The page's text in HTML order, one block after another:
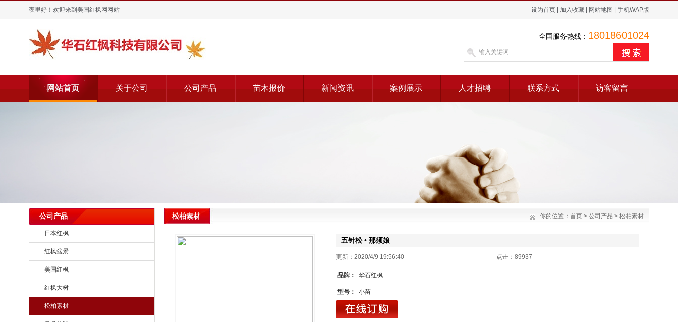
夜里好！欢迎来到美国红枫网网站 设为首页 加入收藏 网站地图 手机WAP版
全国服务热线： 18018601024
网站首页 关于公司 公司产品 苗木报价 新闻资讯 案例展示 人才招聘 联系方式 访客留言
公司产品
日本红枫
红枫盆景
美国红枫
红枫大树
松柏素材
松柏素材 你的位置： 首页 > 公司产品 > 松柏素材
五针松 • 那须娘
更新：2020/4/9 19:56:40 点击：89937
品牌： 华石红枫
型号： 小苗